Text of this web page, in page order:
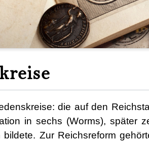
die auf den
in sechs (Worms), später
bildete. Zur Reichsreform